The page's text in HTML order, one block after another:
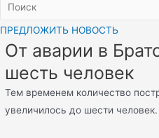
ПРЕДЛОЖИТЬ НОВОСТЬ
От аварии в
шесть человек
Тем временем количество
увеличилось до шести человек.